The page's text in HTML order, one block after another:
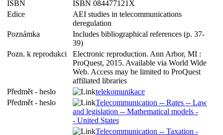
ISBN
ISBN 084477121X
Edice
AEI studies in telecommunications
deregulation
Poznámka
Includes bibliographical references (p. 37-
39)
Pozn. k reprodukci
Electronic reproduction. Ann Arbor, MI :
ProQuest, 2015. Available via World Wide
Web. Access may be limited to ProQuest
affiliated libraries
Předmět - heslo
telekomunikace
Předmět - heslo
Telecommunication -- Rates -- Law
and legislation -- Mathematical models -
- United States
Telecommunication -- Taxation -